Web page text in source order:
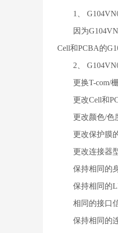
1、
因为
Cell和PCBA的
2、
更换T-com/栅
更改Cell和
更改颜色/色度
更改保护膜的
更改连接器型
保持相同的身
保持相同的
相同的接口信
保持相同的连